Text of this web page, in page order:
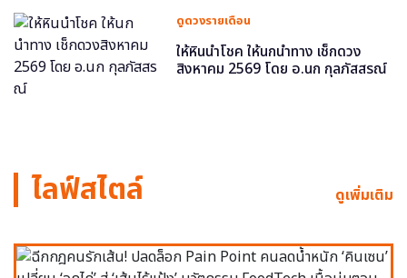
ดูดวงรายเดือน
ให้หินนำโชค ให้นกนำทาง เช็กดวง
สิงหาคม 2569 โดย อ.นก กุลภัสสรณ์
ไลฟ์สไตล์ ดูเพิ่มเติม